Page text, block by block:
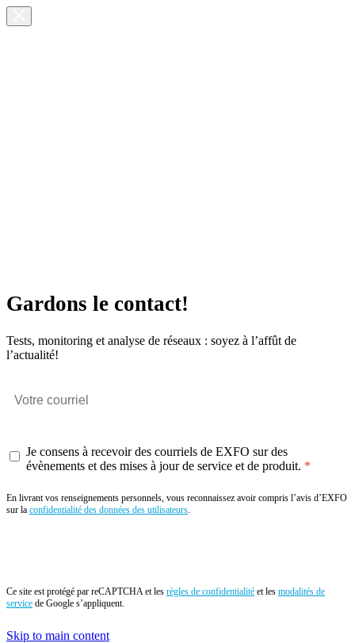
Gardons le contact!
Tests, monitoring et analyse de réseaux : soyez à l’affût de
l’actualité!
Je consens à recevoir des courriels de EXFO sur des
évènements et des mises à jour de service et de produit.
En livrant vos renseignements personnels, vous reconnaissez avoir compris l’avis d’EXFO
sur la confidentialité des données des utilisateurs.
Ce site est protégé par reCAPTCHA et les règles de confidentialité et les modalités de
service de Google s’appliquent.
Skip to main content